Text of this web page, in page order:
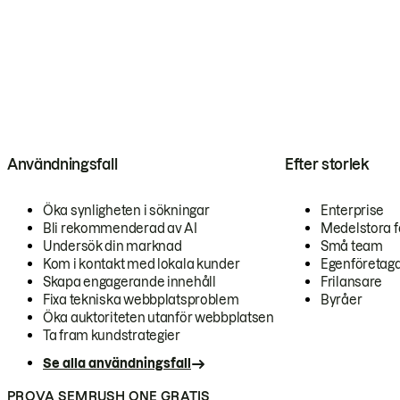
Användningsfall
Öka synligheten i sökningar
Bli rekommenderad av AI
Undersök din marknad
Kom i kontakt med lokala kunder
Skapa engagerande innehåll
Fixa tekniska webbplatsproblem
Öka auktoriteten utanför webbplatsen
Ta fram kundstrategier
Se alla användningsfall
Efter storlek
Enterprise
Medelstora
Små team
Frilansare
Byråer
PROVA SEMRUSH ONE GRATIS